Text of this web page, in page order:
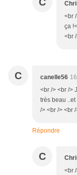
<br
ça
<br
C canelle56
<br /> <br />
très beau
/> <br /> <br
Répondre
C
<br